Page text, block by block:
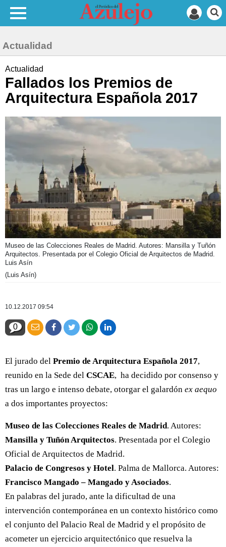
Actualidad
Actualidad
Fallados los Premios de
Arquitectura Española 2017
Museo de las Colecciones Reales de Madrid. Autores: Mansilla y Tuñón
Arquitectos. Presentada por el Colegio Oficial de Arquitectos de Madrid.
Luis Asín
(Luis Asín)
10.12.2017 09:54
0
El jurado del Premio de Arquitectura Española 2017,
reunido en la Sede del CSCAE, ha decidido por consenso y
tras un largo e intenso debate, otorgar el galardón ex aequo
a dos importantes proyectos:
Museo de las Colecciones Reales de Madrid. Autores:
Mansilla y Tuñón Arquitectos. Presentada por el Colegio
Oficial de Arquitectos de Madrid.
Palacio de Congresos y Hotel. Palma de Mallorca. Autores:
Francisco Mangado – Mangado y Asociados.
En palabras del jurado, ante la dificultad de una
intervención contemporánea en un contexto histórico como
el conjunto del Palacio Real de Madrid y el propósito de
acometer un ejercicio arquitectónico que resuelva la